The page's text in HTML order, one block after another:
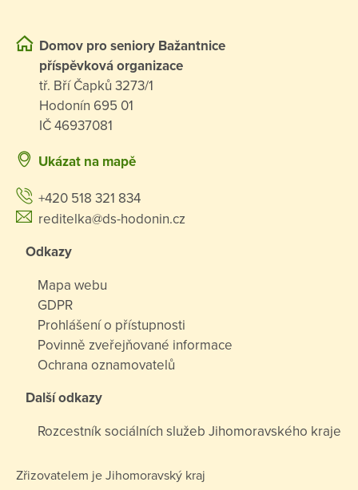
Domov pro seniory Bažantnice
příspěvková organizace
tř. Bří Čapků 3273/1
Hodonín 695 01
IČ 46937081
Ukázat na mapě
+420 518 321 834
reditelka@ds-hodonin.cz
Odkazy
Mapa webu
GDPR
Prohlášení o přístupnosti
Povinně zveřejňované informace
Ochrana oznamovatelů
Další odkazy
Rozcestník sociálních služeb Jihomoravského kraje
Zřizovatelem je Jihomoravský kraj